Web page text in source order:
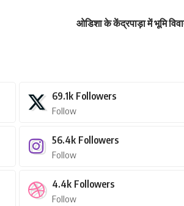
ओडिशा के केंद्रपाड़ा में भूमि
69.1k Followers
Follow
56.4k Followers
Follow
4.4k Followers
Follow